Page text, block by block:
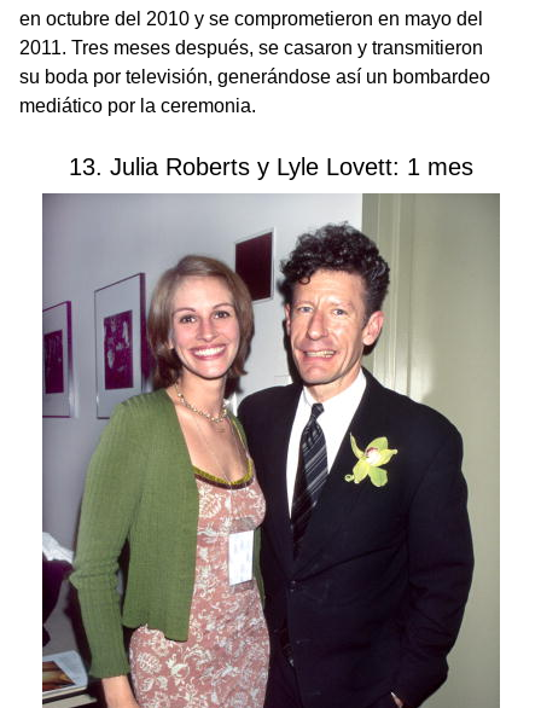
en octubre del 2010 y se comprometieron en mayo del
2011. Tres meses después, se casaron y transmitieron
su boda por televisión, generándose así un bombardeo
mediático por la ceremonia.
13. Julia Roberts y Lyle Lovett: 1 mes